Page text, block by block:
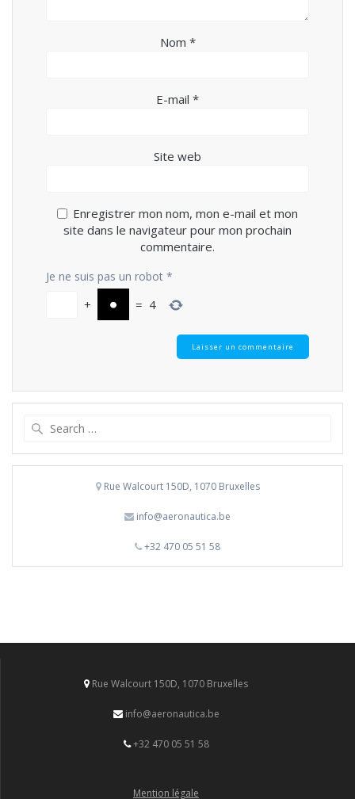
Nom *
E-mail *
Site web
Enregistrer mon nom, mon e-mail et mon
site dans le navigateur pour mon prochain
commentaire.
Je ne suis pas un robot *
+ = 4
Rue Walcourt 150D, 1070 Bruxelles
info@aeronautica.be
+32 470 05 51 58
Rue Walcourt 150D, 1070 Bruxelles
info@aeronautica.be
+32 470 05 51 58
Mention légale